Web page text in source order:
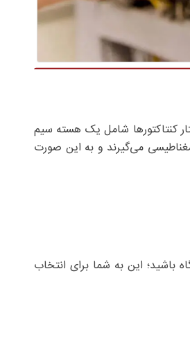
کنتاکتورها شامل یک هسته سیم
می‌گیرند و به این صورت
باشید؛ این به شما برای انتخاب